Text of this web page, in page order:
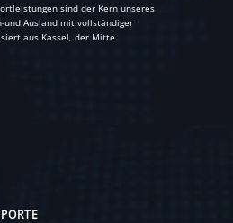
sind der Kern unseres
und Ausland mit vollständiger
aus Kassel, der Mitte